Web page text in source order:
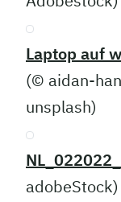
Laptop auf
(© aidan-
unsplash)
adobeStock)